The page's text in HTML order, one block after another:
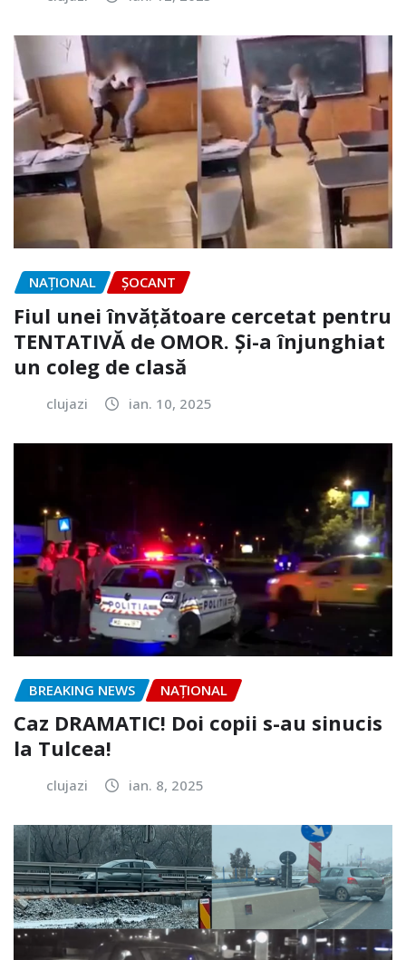
NAŢIONAL ȘOCANT
Fiul unei învățătoare cercetat pentru
TENTATIVĂ de OMOR. Și-a înjunghiat
un coleg de clasă
clujazi ian. 10, 2025
BREAKING NEWS NAŢIONAL
Caz DRAMATIC! Doi copii s-au sinucis
la Tulcea!
clujazi ian. 8, 2025